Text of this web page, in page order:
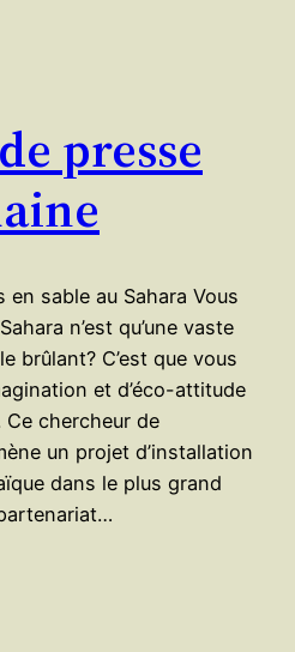
presse
en sable au Sahara Vous
n’est qu’une vaste
brûlant? C’est que vous
et d’éco-attitude
Ce chercheur de
un projet d’installation
dans le plus grand